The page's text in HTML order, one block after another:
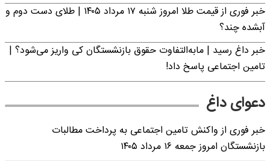
خبر فوری از قیمت طلا امروز شنبه ۱۷ مرداد ۱۴۰۵ | طلای دست دوم و
آبشده چند؟
خبر داغ رسید | مابه‌التفاوت حقوق بازنشستگان کی واریز می‌شود؟ |
تامین اجتماعی پاسخ داد!
دعوای داغ
خبر فوری از واکنش تامین اجتماعی به پرداخت مطالبات
بازنشستگان امروز جمعه ۱۶ مرداد ۱۴۰۵